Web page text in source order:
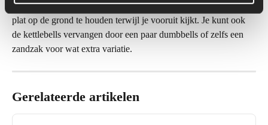
Het is belangrijk om je core strak te houden en je voorste voet
plat op de grond te houden terwijl je vooruit kijkt. Je kunt ook
de kettlebells vervangen door een paar dumbbells of zelfs een
zandzak voor wat extra variatie.
Gerelateerde artikelen